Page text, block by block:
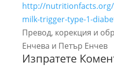
http://
milk-trigger-type-1-
Превод, корекция и
Енчева и Петър Енчев
Изпратете